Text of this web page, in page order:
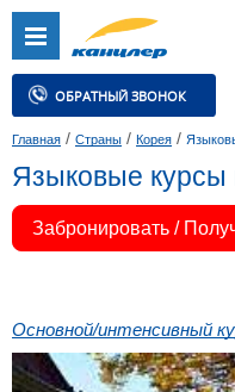
ОБРАТНЫЙ ЗВОНОК
Главная / Страны / Корея /
Языковые курсы
Забронировать /
Основной/интенсивный